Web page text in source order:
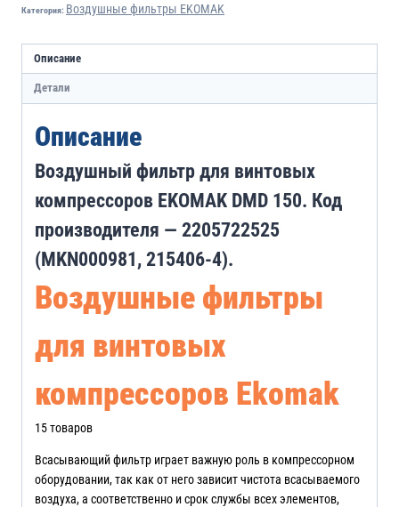
Категория: Воздушные фильтры EKOMAK
Описание
Детали
Описание
Воздушный фильтр для винтовых
компрессоров EKOMAK DMD 150. Код
производителя — 2205722525
(MKN000981, 215406-4).
Воздушные фильтры
для винтовых
компрессоров Ekomak
15 товаров
Всасывающий фильтр играет важную роль в компрессорном
оборудовании, так как от него зависит чистота всасываемого
воздуха, а соответственно и срок службы всех элементов,